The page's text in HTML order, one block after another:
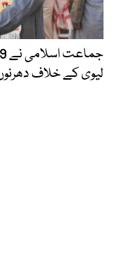
لیوی کے خلاف